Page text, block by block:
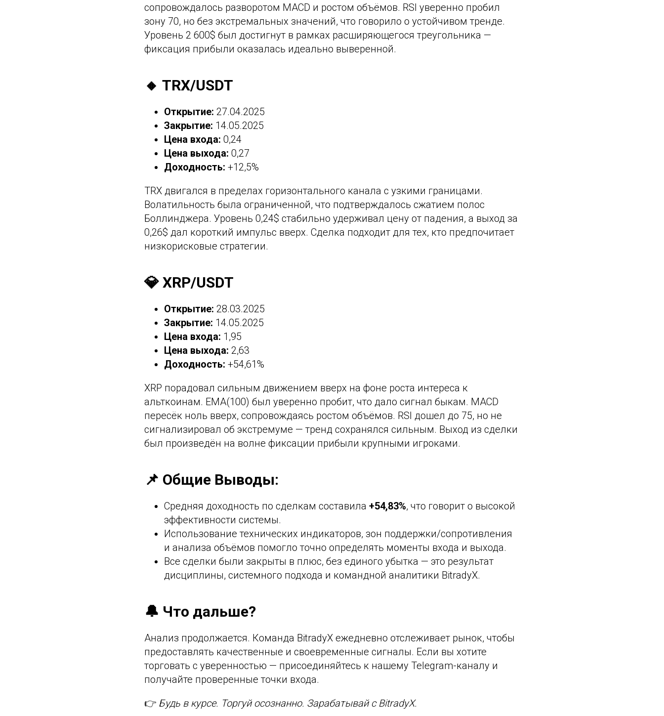
сопровождалось разворотом MACD и ростом объёмов. RSI уверенно пробил
зону 70, но без экстремальных значений, что говорило о устойчивом тренде.
Уровень 2 600$ был достигнут в рамках расширяющегося треугольника —
фиксация прибыли оказалась идеально выверенной.
🔸 TRX/USDT
Открытие: 27.04.2025
Закрытие: 14.05.2025
Цена входа: 0,24
Цена выхода: 0,27
Доходность: +12,5%
TRX двигался в пределах горизонтального канала с узкими границами.
Волатильность была ограниченной, что подтверждалось сжатием полос
Боллинджера. Уровень 0,24$ стабильно удерживал цену от падения, а выход за
0,26$ дал короткий импульс вверх. Сделка подходит для тех, кто предпочитает
низкорисковые стратегии.
💎 XRP/USDT
Открытие: 28.03.2025
Закрытие: 14.05.2025
Цена входа: 1,95
Цена выхода: 2,63
Доходность: +54,61%
XRP порадовал сильным движением вверх на фоне роста интереса к
альткоинам. EMA(100) был уверенно пробит, что дало сигнал быкам. MACD
пересёк ноль вверх, сопровождаясь ростом объёмов. RSI дошел до 75, но не
сигнализировал об экстремуме — тренд сохранялся сильным. Выход из сделки
был произведён на волне фиксации прибыли крупными игроками.
📌 Общие Выводы:
Средняя доходность по сделкам составила +54,83%, что говорит о высокой
эффективности системы.
Использование технических индикаторов, зон поддержки/сопротивления
и анализа объёмов помогло точно определять моменты входа и выхода.
Все сделки были закрыты в плюс, без единого убытка — это результат
дисциплины, системного подхода и командной аналитики BitradyX.
🔔 Что дальше?
Анализ продолжается. Команда BitradyX ежедневно отслеживает рынок, чтобы
предоставлять качественные и своевременные сигналы. Если вы хотите
торговать с уверенностью — присоединяйтесь к нашему Telegram-каналу и
получайте проверенные точки входа.
👉 Будь в курсе. Торгуй осознанно. Зарабатывай с BitradyX.